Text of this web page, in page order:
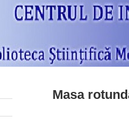
Masa